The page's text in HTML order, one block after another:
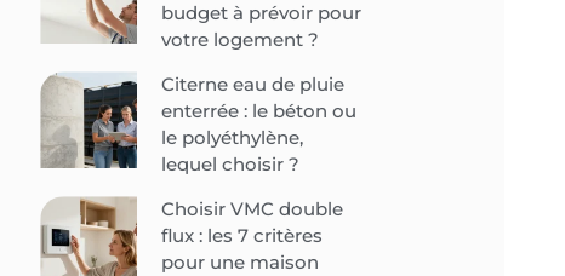
budget à prévoir pour
votre logement ?
Citerne eau de pluie
enterrée : le béton ou
le polyéthylène,
lequel choisir ?
Choisir VMC double
flux : les 7 critères
pour une maison